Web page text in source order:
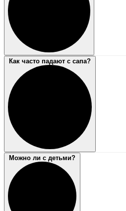
Как часто падают с сапа?
Можно ли с детьми?